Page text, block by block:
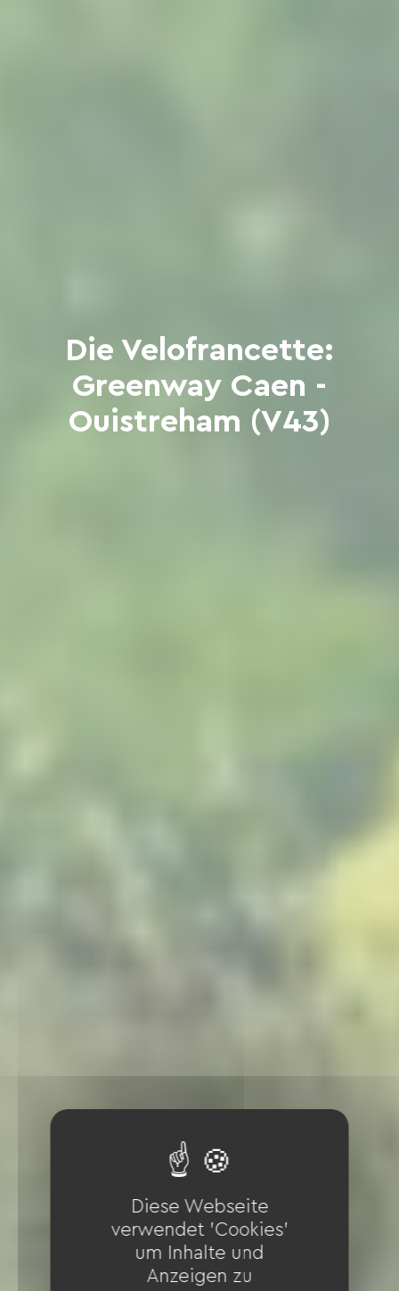
Die Velofrancette:
Greenway Caen -
Ouistreham (V43)
Diese Webseite
verwendet 'Cookies'
um Inhalte und
Anzeigen zu